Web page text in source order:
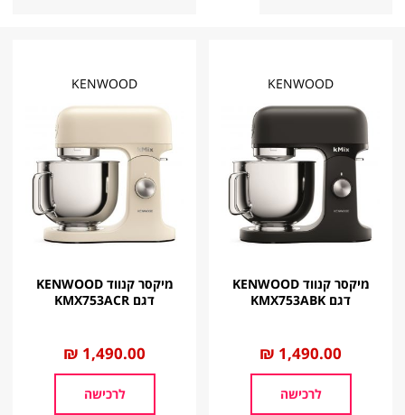
KENWOOD
מיקסר קנווד KENWOOD
דגם KMX753ABK‏
החל
מ
1,490.00 ₪
לרכישה
KENWOOD
מיקסר קנווד KENWOOD
דגם KMX753ACR‏
החל
מ
1,490.00 ₪
לרכישה